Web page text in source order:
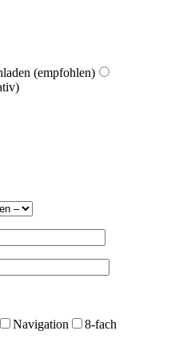
(empfohlen)
Navigation
8-fach